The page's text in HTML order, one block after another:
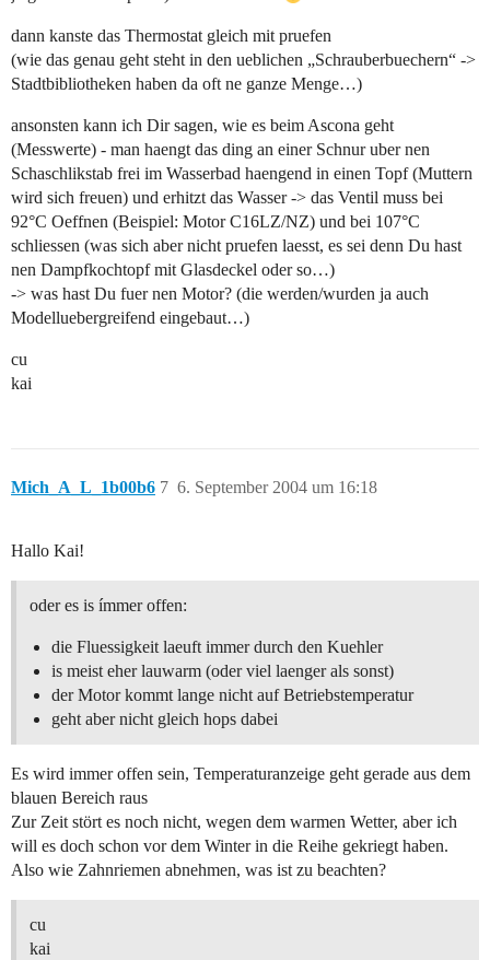
dann kanste das Thermostat gleich mit pruefen
(wie das genau geht steht in den ueblichen „Schrauberbuechern“ ->
Stadtbibliotheken haben da oft ne ganze Menge…)
ansonsten kann ich Dir sagen, wie es beim Ascona geht
(Messwerte) - man haengt das ding an einer Schnur uber nen
Schaschlikstab frei im Wasserbad haengend in einen Topf (Muttern
wird sich freuen) und erhitzt das Wasser -> das Ventil muss bei
92°C Oeffnen (Beispiel: Motor C16LZ/NZ) und bei 107°C
schliessen (was sich aber nicht pruefen laesst, es sei denn Du hast
nen Dampfkochtopf mit Glasdeckel oder so…)
-> was hast Du fuer nen Motor? (die werden/wurden ja auch
Modelluebergreifend eingebaut…)
cu
kai
Mich_A_L_1b00b6 6. September 2004 um 16:18
7
Hallo Kai!
oder es is ímmer offen:
die Fluessigkeit laeuft immer durch den Kuehler
is meist eher lauwarm (oder viel laenger als sonst)
der Motor kommt lange nicht auf Betriebstemperatur
geht aber nicht gleich hops dabei
Es wird immer offen sein, Temperaturanzeige geht gerade aus dem
blauen Bereich raus
Zur Zeit stört es noch nicht, wegen dem warmen Wetter, aber ich
will es doch schon vor dem Winter in die Reihe gekriegt haben.
Also wie Zahnriemen abnehmen, was ist zu beachten?
cu
kai